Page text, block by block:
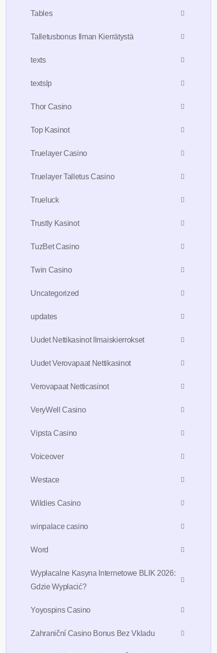
Tables
Talletusbonus Ilman Kierrätystä
texts
textslp
Thor Casino
Top Kasinot
Truelayer Casino
Truelayer Talletus Casino
Trueluck
Trustly Kasinot
TuzBet Casino
Twin Casino
Uncategorized
updates
Uudet Nettikasinot Ilmaiskierrokset
Uudet Verovapaat Nettikasinot
Verovapaat Netticasinot
VeryWell Casino
Vipsta Casino
Voiceover
Westace
Wildies Casino
winpalace casino
Word
Wypłacalne Kasyna Internetowe BLIK 2026:
Gdzie Wypłacić?
Yoyospins Casino
Zahraniční Casino Bonus Bez Vkladu